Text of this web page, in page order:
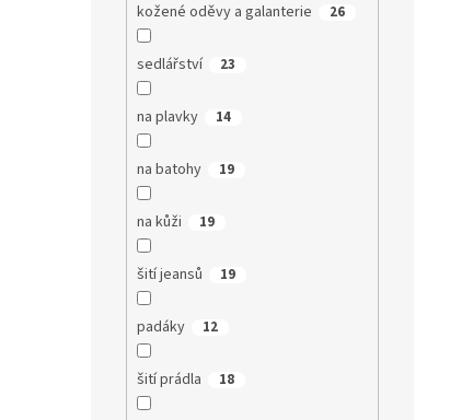
kožené oděvy a galanterie 26
sedlářství 23
na plavky 14
na batohy 19
na kůži 19
šití jeansů 19
padáky 12
šití prádla 18